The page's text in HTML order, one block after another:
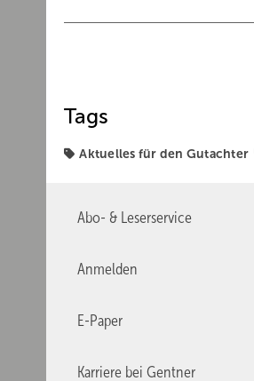
Tags
Aktuelles für den Gutachter
Abo- & Leserservice
Anmelden
E-Paper
Karriere bei Gentner